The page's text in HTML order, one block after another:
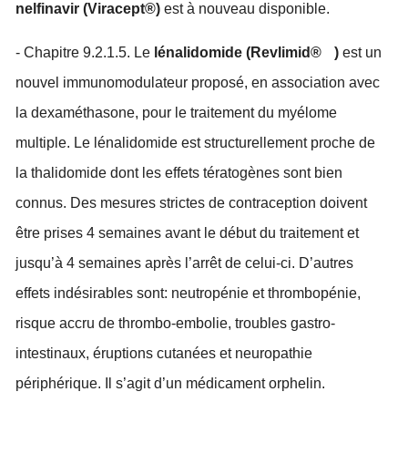
nelfinavir (Viracept®) est à nouveau disponible.
- Chapitre 9.2.1.5. Le lénalidomide (Revlimid® ) est un
nouvel immunomodulateur proposé, en association avec
la dexaméthasone, pour le traitement du myélome
multiple. Le lénalidomide est structurellement proche de
la thalidomide dont les effets tératogènes sont bien
connus. Des mesures strictes de contraception doivent
être prises 4 semaines avant le début du traitement et
jusqu’à 4 semaines après l’arrêt de celui-ci. D’autres
effets indésirables sont: neutropénie et thrombopénie,
risque accru de thrombo-embolie, troubles gastro-
intestinaux, éruptions cutanées et neuropathie
périphérique. Il s’agit d’un médicament orphelin.